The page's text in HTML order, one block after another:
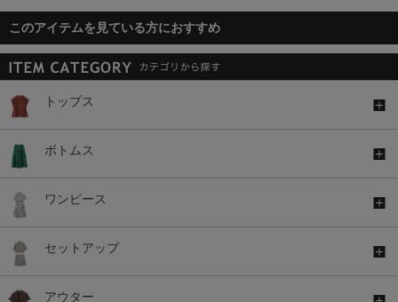
このアイテムを見ている方におすすめ
トップス
ボトムス
ワンピース
セットアップ
アウター